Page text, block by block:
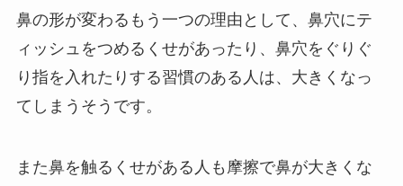
鼻の形が変わるもう一つの理由として、鼻穴にテ
ィッシュをつめるくせがあったり、鼻穴をぐりぐ
り指を入れたりする習慣のある人は、大きくなっ
てしまうそうです。
また鼻を触るくせがある人も摩擦で鼻が大きくな